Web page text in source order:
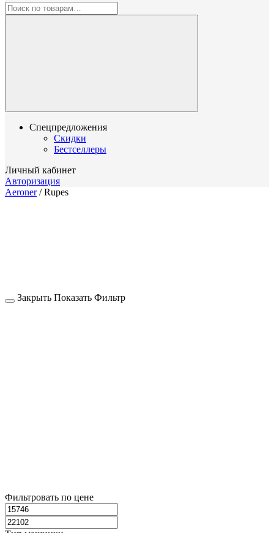
Спецпредложения
Скидки
Бестселлеры
Личный кабинет
Авторизация
Aeroner/Rupes
Закрыть Показать Фильтр
Фильтровать по цене